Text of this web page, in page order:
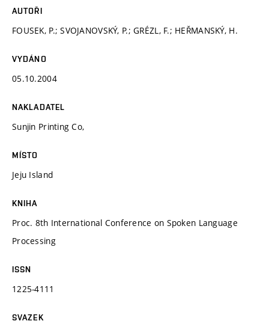
AUTOŘI
FOUSEK, P.; SVOJANOVSKÝ, P.; GRÉZL, F.; HEŘMANSKÝ, H.
VYDÁNO
05.10.2004
NAKLADATEL
Sunjin Printing Co,
MÍSTO
Jeju Island
KNIHA
Proc. 8th International Conference on Spoken Language
Processing
ISSN
1225-4111
SVAZEK